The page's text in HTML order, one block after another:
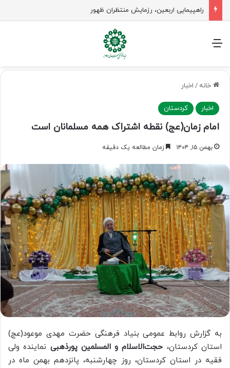
منو
خانه / اخبار
اخبار کردستان
امام زمان(عج) نقطه اشتراک همه مسلمانان است
بهمن ۱۵, ۱۴۰۴ زمان مطالعه یک دقیقه
به گزارش روابط عمومی بنیاد فرهنگی حضرت مهدی موعود(عج)
استان کردستان، حجت‌الاسلام و المسلمین پورذهبی نماینده ولی
فقیه در استان کردستان، روز چهارشنبه، پانزدهم بهمن ماه در